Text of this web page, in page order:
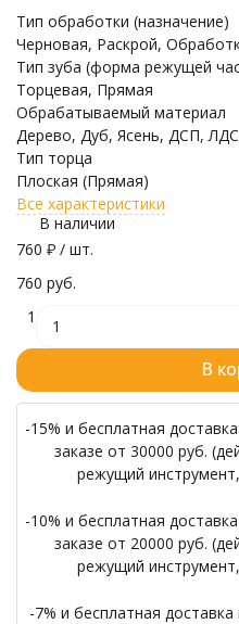
Тип обработки (назначение)
Черновая, Раскрой,
Тип зуба (форма режущей
Торцевая, Прямая
Обрабатываемый материал
Дерево, Дуб, Ясень, ДСП,
Тип торца
Плоская (Прямая)
Все характеристики
В наличии
760 ₽ / шт.
760 руб.
1
В
-15% и бесплатная
заказе от 30000 руб.
режущий
-10% и бесплатная
заказе от 20000 руб.
режущий
-7% и бесплатная